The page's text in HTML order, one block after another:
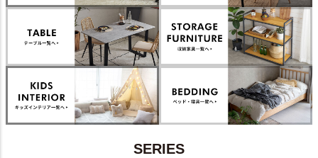
SERIES